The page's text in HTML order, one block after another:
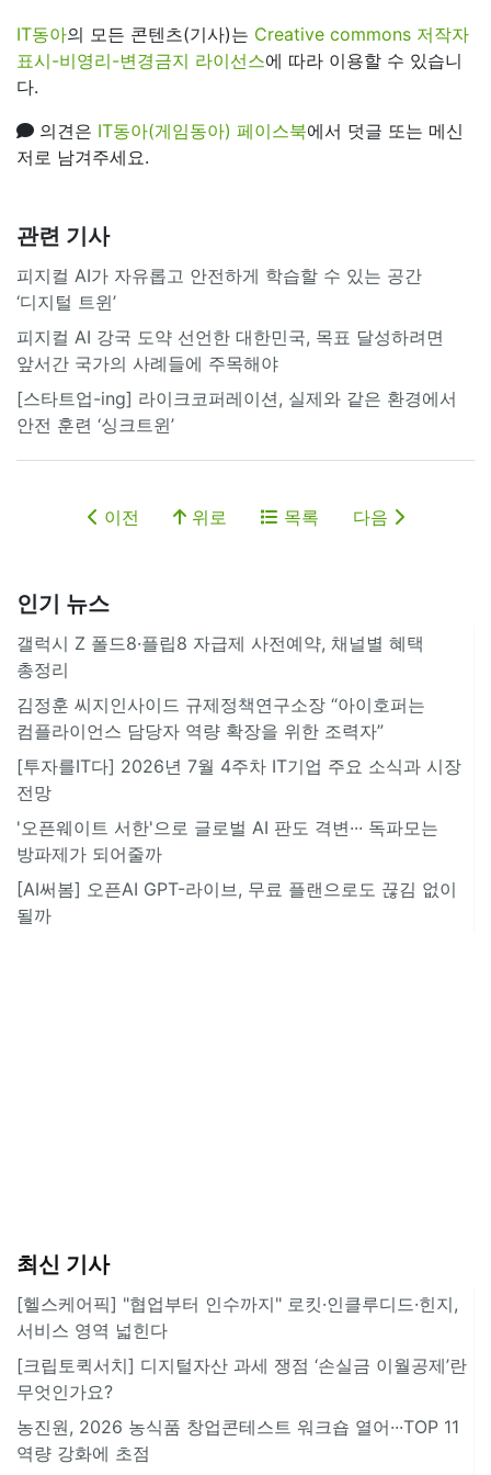
IT동아의 모든 콘텐츠(기사)는 Creative commons 저작자
표시-비영리-변경금지 라이선스에 따라 이용할 수 있습니
다.
의견은 IT동아(게임동아) 페이스북에서 덧글 또는 메신
저로 남겨주세요.
관련 기사
피지컬 AI가 자유롭고 안전하게 학습할 수 있는 공간
‘디지털 트윈’
피지컬 AI 강국 도약 선언한 대한민국, 목표 달성하려면
앞서간 국가의 사례들에 주목해야
[스타트업-ing] 라이크코퍼레이션, 실제와 같은 환경에서
안전 훈련 ‘싱크트윈’
이전 위로 목록 다음
인기 뉴스
갤럭시 Z 폴드8·플립8 자급제 사전예약, 채널별 혜택
총정리
김정훈 씨지인사이드 규제정책연구소장 “아이호퍼는
컴플라이언스 담당자 역량 확장을 위한 조력자”
[투자를IT다] 2026년 7월 4주차 IT기업 주요 소식과 시장
전망
'오픈웨이트 서한'으로 글로벌 AI 판도 격변··· 독파모는
방파제가 되어줄까
[AI써봄] 오픈AI GPT-라이브, 무료 플랜으로도 끊김 없이
될까
최신 기사
[헬스케어픽] "협업부터 인수까지" 로킷·인클루디드·힌지,
서비스 영역 넓힌다
[크립토퀵서치] 디지털자산 과세 쟁점 ‘손실금 이월공제’란
무엇인가요?
농진원, 2026 농식품 창업콘테스트 워크숍 열어···TOP 11
역량 강화에 초점